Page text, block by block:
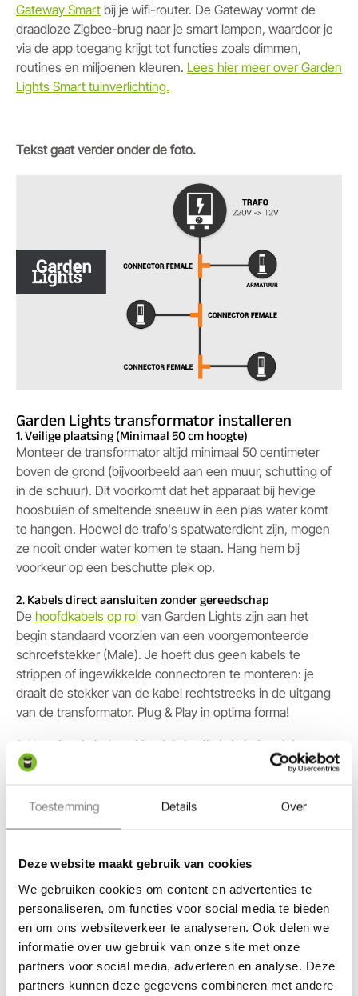
Toestemming Details Over
Deze website maakt gebruik van cookies
We gebruiken cookies om content en advertenties te
personaliseren, om functies voor social media te bieden
en om ons websiteverkeer te analyseren. Ook delen we
informatie over uw gebruik van onze site met onze
partners voor social media, adverteren en analyse. Deze
partners kunnen deze gegevens combineren met andere
Gateway Smart bij je wifi-router. De Gateway vormt de
draadloze Zigbee-brug naar je smart lampen, waardoor je
via de app toegang krijgt tot functies zoals dimmen,
routines en miljoenen kleuren. Lees hier meer over Garden
Lights Smart tuinverlichting.
Tekst gaat verder onder de foto.
Garden Lights transformator installeren
1. Veilige plaatsing (Minimaal 50 cm hoogte)
Monteer de transformator altijd minimaal 50 centimeter
boven de grond (bijvoorbeeld aan een muur, schutting of
in de schuur). Dit voorkomt dat het apparaat bij hevige
hoosbuien of smeltende sneeuw in een plas water komt
te hangen. Hoewel de trafo's spatwaterdicht zijn, mogen
ze nooit onder water komen te staan. Hang hem bij
voorkeur op een beschutte plek op.
2. Kabels direct aansluiten zonder gereedschap
De hoofdkabels op rol van Garden Lights zijn aan het
begin standaard voorzien van een voorgemonteerde
schroefstekker (Male). Je hoeft dus geen kabels te
strippen of ingewikkelde connectoren te monteren: je
draait de stekker van de kabel rechtstreeks in de uitgang
van de transformator. Plug & Play in optima forma!
3. Meerdere kabels trekken? Gebruik de kabelverdeler
De transformator heeft één fysieke kabeluitgang. Wil je
werken (bijvoorbeeld één kabel naar links en één naar
rechts)? Bestel dan een
aparte lijnen waar je de standaard Garden Lights